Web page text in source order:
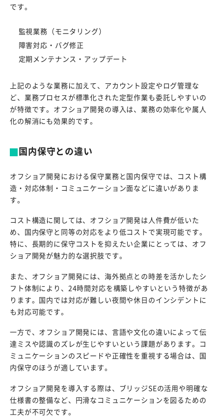
です。
監視業務（モニタリング）
障害対応・バグ修正
定期メンテナンス・アップデート
上記のような業務に加えて、アカウント設定やログ管理な
ど、業務プロセスが標準化された定型作業も委託しやすいの
が特徴です。オフショア開発の導入は、業務の効率化や属人
化の解消にも効果的です。
国内保守との違い
オフショア開発における保守業務と国内保守では、コスト構
造・対応体制・コミュニケーション面などに違いがありま
す。
コスト構造に関しては、オフショア開発は人件費が低いた
め、国内保守と同等の対応をより低コストで実現可能です。
特に、長期的に保守コストを抑えたい企業にとっては、オフ
ショア開発が魅力的な選択肢です。
また、オフショア開発には、海外拠点との時差を活かしたシ
フト体制により、24時間対応を構築しやすいという特徴があ
ります。国内では対応が難しい夜間や休日のインシデントに
も対応可能です。
一方で、オフショア開発には、言語や文化の違いによって伝
達ミスや認識のズレが生じやすいという課題があります。コ
ミュニケーションのスピードや正確性を重視する場合は、国
内保守のほうが適しています。
オフショア開発を導入する際は、ブリッジSEの活用や明確な
仕様書の整備など、円滑なコミュニケーションを図るための
工夫が不可欠です。